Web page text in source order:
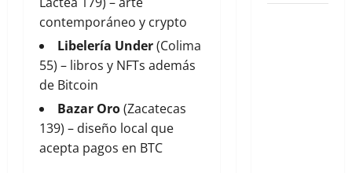
contemporáneo y crypto
Libelería Under(Colima
55) – libros y NFTs además
de Bitcoin
Bazar Oro(Zacatecas
139) – diseño local que
acepta pagos en BTC